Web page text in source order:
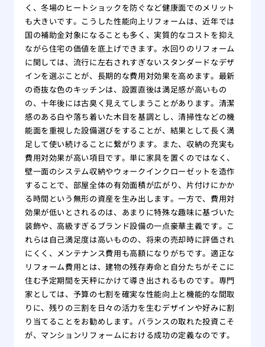
く、冬場のヒートショックを防ぐなど健康面でのメリット
も大きいです。こうした性能向上リフォームは、近年では
国の補助金対象になることも多く、実質的なコストを抑え
ながら住宅の価値を底上げできます。水回りのリフォーム
に関しては、流行に左右されすぎないスタンダードなデザ
インを選ぶことが、長期的な費用対効果を高めます。最新
の奇抜な色のキッチンは、設置直後は満足感が高いもの
の、十年後には古臭く見えてしまうことがあります。清潔
感のある白や落ち着いた木目を基調とし、清掃性などの機
能面を重視した設備選びをすることが、結果として長く満
足して使い続けることに繋がります。また、収納の充実も
費用対効果が高い項目です。単に家具を置くのではなく、
壁一面のシステム収納やウォークインクローゼットを造作
することで、部屋全体の有効面積が広がり、片付けにかか
る時間という無形の資産を生み出します。一方で、費用対
効果が低いとされるのは、あまりに特殊な趣味に基づいた
装飾や、高級すぎるブランド設備の一点豪華主義です。こ
れらは自己満足度は高いものの、将来の売却時に評価され
にくく、メンテナンス費用も高額になりがちです。適正な
リフォーム費用とは、建物の残存寿命と自分たちがそこに
住む予定期間を天秤にかけて導き出されるものです。専門
家としては、予算の七割を確実な性能向上と機能的な間取
りに、残りの三割を日々の活力を生むデザインや好みに割
り当てることをお勧めします。バランスの取れた投資こそ
が、マンションリフォームにおける成功の定義なのです。